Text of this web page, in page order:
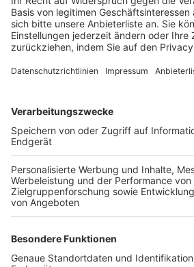
Login SpielPlus
FOLGE DEM BFV
TOP-VEREINE
TOP-PARTNER